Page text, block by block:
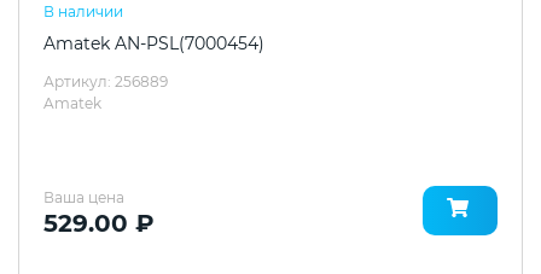
В наличии
Amatek AN-PSL(7000454)
Артикул: 256889
Amatek
Ваша цена
529.00 ₽